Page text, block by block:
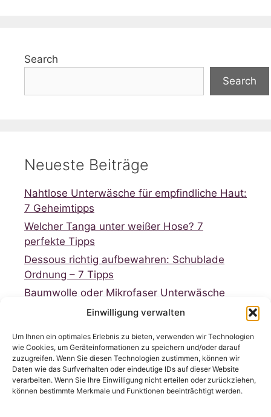
Einwilligung verwalten
Um Ihnen ein optimales Erlebnis zu bieten, verwenden wir Technologien
wie Cookies, um Geräteinformationen zu speichern und/oder darauf
zuzugreifen. Wenn Sie diesen Technologien zustimmen, können wir
Daten wie das Surfverhalten oder eindeutige IDs auf dieser Website
verarbeiten. Wenn Sie Ihre Einwilligung nicht erteilen oder zurückziehen,
können bestimmte Merkmale und Funktionen beeinträchtigt werden.
Search
Search
Neueste Beiträge
Nahtlose Unterwäsche für empfindliche Haut:
7 Geheimtipps
Welcher Tanga unter weißer Hose? 7
perfekte Tipps
Dessous richtig aufbewahren: Schublade
Ordnung – 7 Tipps
Baumwolle oder Mikrofaser Unterwäsche
Vergleich: 7 Fakten
Geheimtipps